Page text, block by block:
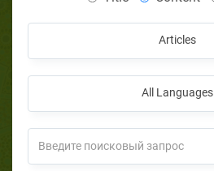
Articles
All Languages